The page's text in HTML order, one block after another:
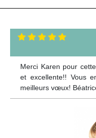
Merci Karen pour
et excellente!! Vous
meilleurs vœux!